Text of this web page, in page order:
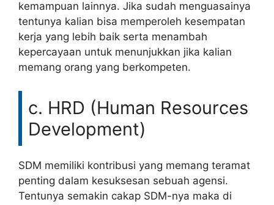
kemampuan lainnya. Jika sudah menguasainya
tentunya kalian bisa memperoleh kesempatan
kerja yang lebih baik serta menambah
kepercayaan untuk menunjukkan jika kalian
memang orang yang berkompeten.
c. HRD (Human Resources
Development)
SDM memiliki kontribusi yang memang teramat
penting dalam kesuksesan sebuah agensi.
Tentunya semakin cakap SDM-nya maka di